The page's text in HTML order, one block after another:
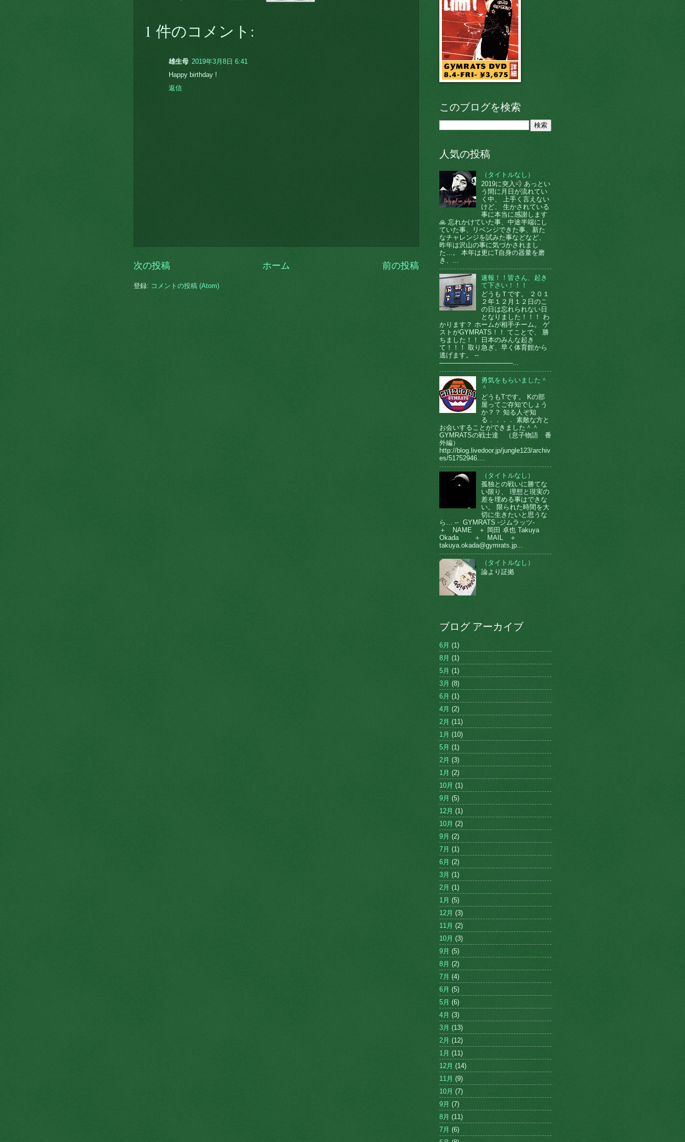
1 件のコメント:
雄生母 2019年3月8日 6:41
Happy birthday !
返信
次の投稿 前の投稿
ホーム
登録: コメントの投稿 (Atom)
このブログを検索
人気の投稿
（タイトルなし）
2019に突入💨 あっとい
う間に月日が流れてい
く中、 上手く言えない
けど、 生かされている
事に本当に感謝します
🙏 忘れかけていた事、中途半端にし
ていた事、リベンジできた事、新た
なチャレンジを試みた事などなど、
昨年は沢山の事に気づかされまし
た…。 本年は更にT自身の器量を磨
き、...
速報！！皆さん、起き
て下さい！！！
どうもＴです。 ２０１
２年１２月１２日のこ
の日は忘れられない日
となりました！！！ わ
かります？ ホームが相手チーム。 ゲ
ストがGYMRATS！！ てことで、 勝
ちました！！ 日本のみんな起き
て！！！ 取り急ぎ、早く体育館から
逃げます。 --
────────────────...
勇気をもらいました＾
＾
どうもTです。 Kの部
屋ってご存知でしょう
か？？ 知る人ぞ知
る．．．． 素敵な方と
お会いすることができました＾＾
GYMRATSの戦士達 （息子物語 番
外編）
http://blog.livedoor.jp/jungle123/archiv
es/51752946....
（タイトルなし）
孤独との戦いに勝てな
い限り、 理想と現実の
差を埋める事はできな
い。 限られた時間を大
切に生きたいと思うな
ら… -- GYMRATS -ジムラッツ-
＋ NAME ＋ 岡田 卓也 Takuya
Okada ＋ MAIL ＋
takuya.okada@gymrats.jp...
（タイトルなし）
論より証拠
ブログ アーカイブ
6月 (1)
8月 (1)
5月 (1)
3月 (8)
6月 (1)
4月 (2)
2月 (11)
1月 (10)
5月 (1)
2月 (3)
1月 (2)
10月 (1)
9月 (5)
12月 (1)
10月 (2)
9月 (2)
7月 (1)
6月 (2)
3月 (1)
2月 (1)
1月 (5)
12月 (3)
11月 (2)
10月 (3)
9月 (5)
8月 (2)
7月 (4)
6月 (5)
5月 (6)
4月 (3)
3月 (13)
2月 (12)
1月 (11)
12月 (14)
11月 (9)
10月 (7)
9月 (7)
8月 (11)
7月 (6)